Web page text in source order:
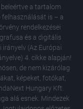
a tartalom
is – a
rendelkezései
és a digitális
(Az Európai
4. cikke alapján!
de nem kizárólag
képeket, fotókat,
Hungary Kft.
alá esnek. Mindezek